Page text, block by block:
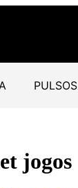
PULSOS
jogos